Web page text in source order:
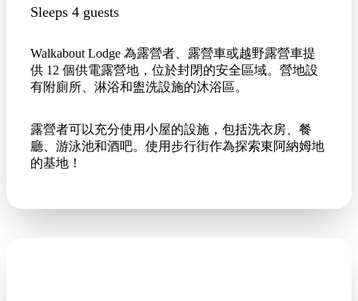
Sleeps 4 guests
Walkabout Lodge 為露營者、露營車或越野露營車提
供 12 個供電露營地，位於封閉的安全區域。營地設
有附廁所、淋浴和盥洗設施的沐浴區。
露營者可以充分使用小屋的設施，包括洗衣房、餐
廳、游泳池和酒吧。使用步行街作為探索東阿納姆地
的基地！